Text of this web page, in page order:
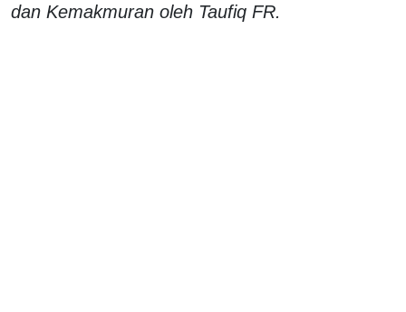
dan Kemakmuran oleh Taufiq FR.